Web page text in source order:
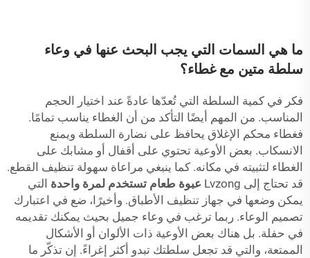
ما هي السمات التي يجب البحث عنها في وعاء
سلطة متين مع غطاء؟
فكر في كمية السلطة التي تُعدّها عادةً عند اختيار الحجم
المناسب. من المهم أيضًا التأكد من أن الغطاء يناسب تمامًا.
فغطاء محكم الإغلاق يحافظ على نضارة السلطة ويمنع
الانسكاب. بعض الأوعية تحتوي على أقفال أو مشابك على
الغطاء لتثبيته في مكانه. كما ينبغي مراعاة سهولة تنظيف القطع.
قد تحتاج إلى Lvzong
عبوة طعام تستخدم لمرة واحدة التي
يمكن وضعها في جهاز تنظيف الأطباق. وأخيرًا، ضع في اعتبارك
تصميم الوعاء. ربما ترغب في وعاء جميل بحيث يمكنك تقديمه
في حفلة. بل هناك بعض الأوعية ذات الألوان أو الأشكال
الممتعة، والتي قد تجعل سلطتك تبدو أكثر إغراءً. إن تذكّر ما